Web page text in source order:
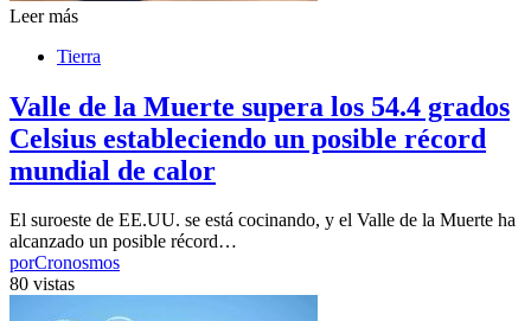
Leer más
Tierra
Valle de la Muerte supera los 54.4 grados
Celsius estableciendo un posible récord
mundial de calor
El suroeste de EE.UU. se está cocinando, y el Valle de la Muerte ha
alcanzado un posible récord…
porCronosmos
80 vistas